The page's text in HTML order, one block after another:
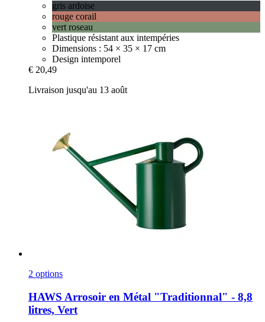
gris ardoise
rouge corail
vert roseau
Plastique résistant aux intempéries
Dimensions : 54 × 35 × 17 cm
Design intemporel
€ 20,49
Livraison jusqu'au 13 août
2 options
HAWS Arrosoir en Métal "Traditionnal" -​ 8,8
litres, Vert